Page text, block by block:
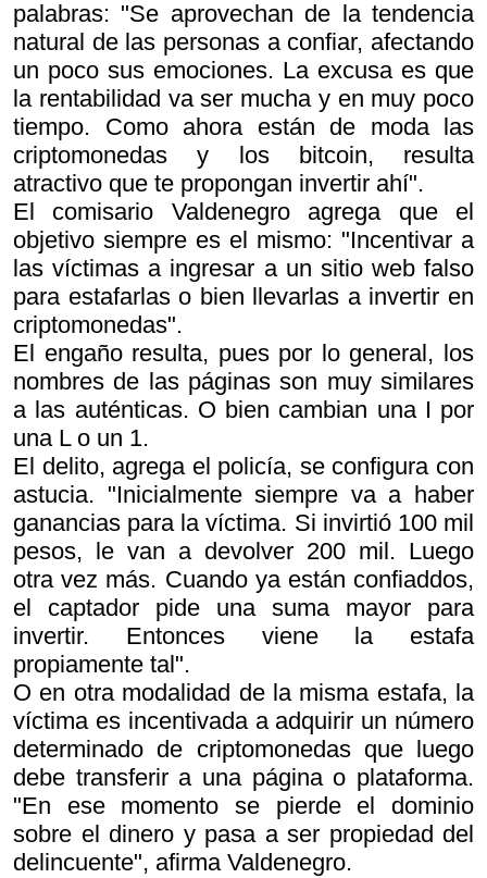
palabras: "Se aprovechan de la tendencia
natural de las personas a confiar, afectando
un poco sus emociones. La excusa es que
la rentabilidad va ser mucha y en muy poco
tiempo. Como ahora están de moda las
criptomonedas y los bitcoin, resulta
atractivo que te propongan invertir ahí".
El comisario Valdenegro agrega que el
objetivo siempre es el mismo: "Incentivar a
las víctimas a ingresar a un sitio web falso
para estafarlas o bien llevarlas a invertir en
criptomonedas".
El engaño resulta, pues por lo general, los
nombres de las páginas son muy similares
a las auténticas. O bien cambian una I por
una L o un 1.
El delito, agrega el policía, se configura con
astucia. "Inicialmente siempre va a haber
ganancias para la víctima. Si invirtió 100 mil
pesos, le van a devolver 200 mil. Luego
otra vez más. Cuando ya están confiaddos,
el captador pide una suma mayor para
invertir. Entonces viene la estafa
propiamente tal".
O en otra modalidad de la misma estafa, la
víctima es incentivada a adquirir un número
determinado de criptomonedas que luego
debe transferir a una página o plataforma.
"En ese momento se pierde el dominio
sobre el dinero y pasa a ser propiedad del
delincuente", afirma Valdenegro.